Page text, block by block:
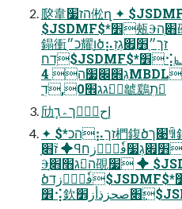
㼎韋הז׷倯ղ ✦ $JSDMF$*הְֲٙ٦سח耀ֹ꼧厩׫ָזְ ✦
$JSDMF$*׾㼪Ⰵ׃׋ְה䙼׏גְ׷ָծ״ֻ׻ַ׏גְזְ ✦ $*הְֲ
鎉衝כ״ֻ耀ֻֽוծ⡦זךַ״ֻ׻ַ׏גְזְ
ׅדח$JSDMF$*׾⢪ְ⦜׃גְ׷׊הְֲ倯כ耀ֹ崧
׃גְ׋׌ֽ׷ה 4MBDL$IBOOFMד꧟锑
׃גג׮0,דׅ䖓鶢׃תׅ
劤إحءّٝך؞٦ٕ
✦ $*הכ⡦זךַ椚鍑׃ծ׉ךꅾ銲䚍׾ث٦يًٝغ٦ח铡ֻֿהָדֹ׷
✦ ֮ז׋ָꟼ׻׏גְ׷فٗآؙؑزח$JSDMF$J׾㼪
Ⰵ׃ג׫׋ְה䙼ִ׷ ✦ $JSDMF$*ך鏣㹀ؿ؋؎ٕ׾鎸鶢